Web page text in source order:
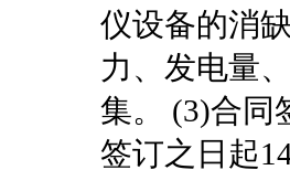
仪设备的消
力、发电量
集。 (3)合同
签订之日起